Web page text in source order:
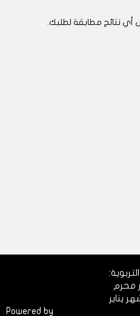
أي نتائج مطابقة لطلبك.
محرم
يناير
Powered by